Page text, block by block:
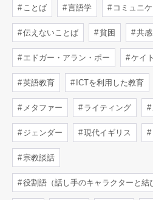
ことば 言語学 コミュニ
伝えないことば 貧困 共感
エドガー・アラン・ポー ケイ
英語教育 ICTを利用した教育
メタファー ライティング
ジェンダー 現代イギリス
宗教談話
役割語（話し手のキャラクターと結